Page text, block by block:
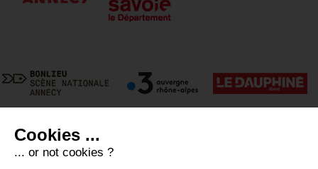
Cookies ...
... or not cookies ?